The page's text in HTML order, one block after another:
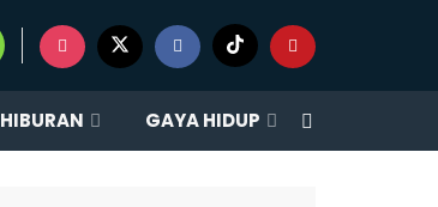
HIBURAN GAYA HIDUP